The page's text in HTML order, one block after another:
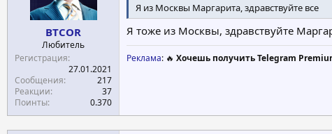
BTCOR
Любитель
Регистрация
27.01.2021
Сообщения
217
Реакции
37
Поинты
0.370
Я из Москвы Маргарита, здравствуйте все
Я тоже из Москвы, здравствуйте
Реклама: 🔥 Хочешь получить Telegram